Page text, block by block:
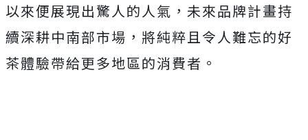
以來便展現出驚人的人氣，未來品牌計畫持
續深耕中南部市場，將純粹且令人難忘的好
茶體驗帶給更多地區的消費者。